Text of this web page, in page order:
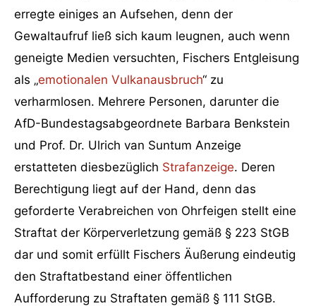
erregte einiges an Aufsehen, denn der
Gewaltaufruf ließ sich kaum leugnen, auch wenn
geneigte Medien versuchten, Fischers Entgleisung
als „emotionalen Vulkanausbruch“ zu
verharmlosen. Mehrere Personen, darunter die
AfD-Bundestagsabgeordnete Barbara Benkstein
und Prof. Dr. Ulrich van Suntum Anzeige
erstatteten diesbezüglich Strafanzeige. Deren
Berechtigung liegt auf der Hand, denn das
geforderte Verabreichen von Ohrfeigen stellt eine
Straftat der Körperverletzung gemäß § 223 StGB
dar und somit erfüllt Fischers Äußerung eindeutig
den Straftatbestand einer öffentlichen
Aufforderung zu Straftaten gemäß § 111 StGB.